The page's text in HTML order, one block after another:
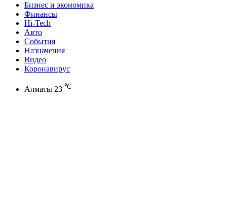
Бизнес и экономика
Финансы
Hi-Tech
Авто
События
Назначения
Видео
Коронавирус
Алматы 23 ℃